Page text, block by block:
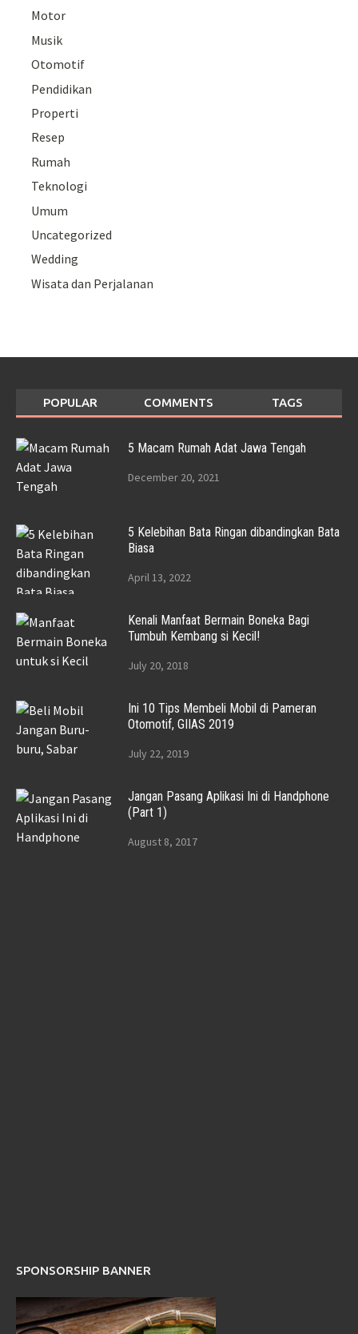
Motor
Musik
Otomotif
Pendidikan
Properti
Resep
Rumah
Teknologi
Umum
Uncategorized
Wedding
Wisata dan Perjalanan
POPULAR COMMENTS TAGS
5 Macam Rumah Adat Jawa Tengah
December 20, 2021
5 Kelebihan Bata Ringan dibandingkan Bata
Biasa
April 13, 2022
Kenali Manfaat Bermain Boneka Bagi
Tumbuh Kembang si Kecil!
July 20, 2018
Ini 10 Tips Membeli Mobil di Pameran
Otomotif, GIIAS 2019
July 22, 2019
Jangan Pasang Aplikasi Ini di Handphone
(Part 1)
August 8, 2017
SPONSORSHIP BANNER